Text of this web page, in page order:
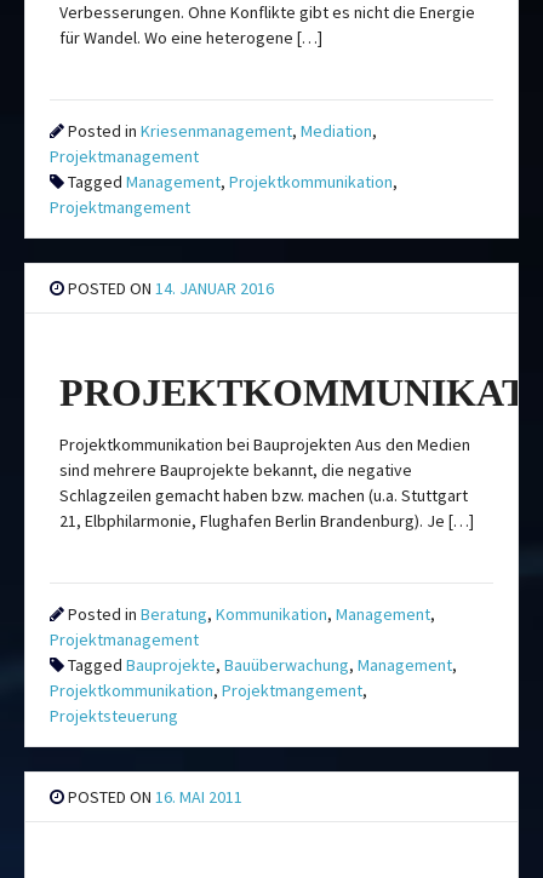
Verbesserungen. Ohne Konflikte gibt es nicht die Energie
für Wandel. Wo eine heterogene […]
Posted inKriesenmanagement,Mediation,
Projektmanagement
TaggedManagement,Projektkommunikation,
Projektmangement
POSTED ON14. JANUAR 2016
Projektkommunikation bei Bauprojekten Aus den Medien
sind mehrere Bauprojekte bekannt, die negative
Schlagzeilen gemacht haben bzw. machen (u.a. Stuttgart
21, Elbphilarmonie, Flughafen Berlin Brandenburg). Je […]
Posted inBeratung,Kommunikation,Management,
Projektmanagement
TaggedBauprojekte,Bauüberwachung,Management,
Projektkommunikation,Projektmangement,
Projektsteuerung
POSTED ON16. MAI 2011